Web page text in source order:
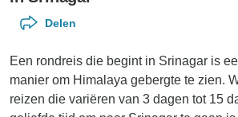
Delen
Een rondreis die begint in Srinagar is
manier om Himalaya gebergte te zien.
reizen die variëren van 3 dagen tot 15